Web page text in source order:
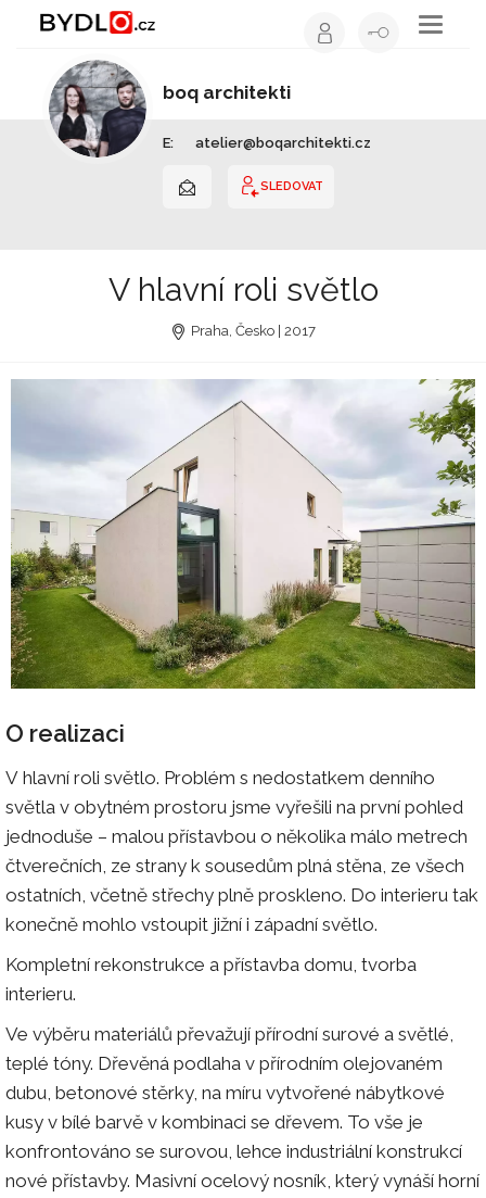
Toggle
boq architekti
E: atelier@boqarchitekti.cz
SLEDOVAT
V hlavní roli světlo
Praha, Česko | 2017
O realizaci
V hlavní roli světlo. Problém s nedostatkem denního
světla v obytném prostoru jsme vyřešili na první pohled
jednoduše – malou přístavbou o několika málo metrech
čtverečních, ze strany k sousedům plná stěna, ze všech
ostatních, včetně střechy plně proskleno. Do interieru tak
konečně mohlo vstoupit jižní i západní světlo.
Kompletní rekonstrukce a přístavba domu, tvorba
interieru.
Ve výběru materiálů převažují přírodní surové a světlé,
teplé tóny. Dřevěná podlaha v přírodním olejovaném
dubu, betonové stěrky, na míru vytvořené nábytkové
kusy v bílé barvě v kombinaci se dřevem. To vše je
konfrontováno se surovou, lehce industriální konstrukcí
nové přístavby. Masivní ocelový nosník, který vynáší horní